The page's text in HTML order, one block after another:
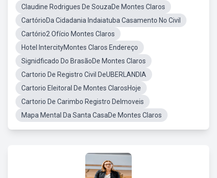
Claudine Rodrigues De SouzaDe Montes Claros
CartórioDa Cidadania Indaiatuba Casamento No Civil
Cartório2 Ofício Montes Claros
Hotel IntercityMontes Claros Endereço
Signidficado Do BrasãoDe Montes Claros
Cartorio De Registro Civil DeUBERLANDIA
Cartorio Eleitoral De Montes ClarosHoje
Cartorio De Carimbo Registro DeImoveis
Mapa Mental Da Santa CasaDe Montes Claros